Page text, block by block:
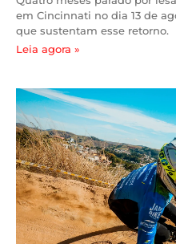
em Cincinnati no dia 13 de
que sustentam esse retorno.
Leia agora »